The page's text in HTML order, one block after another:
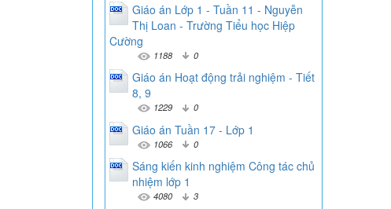
Giáo án Lớp 1 - Tuần 11 - Nguyễn
Thị Loan - Trường Tiểu học Hiệp
Cường
1188 0
Giáo án Hoạt động trải nghiệm - Tiết
8, 9
1229 0
Giáo án Tuần 17 - Lớp 1
1066 0
Sáng kiến kinh nghiệm Công tác chủ
nhiệm lớp 1
4080 3